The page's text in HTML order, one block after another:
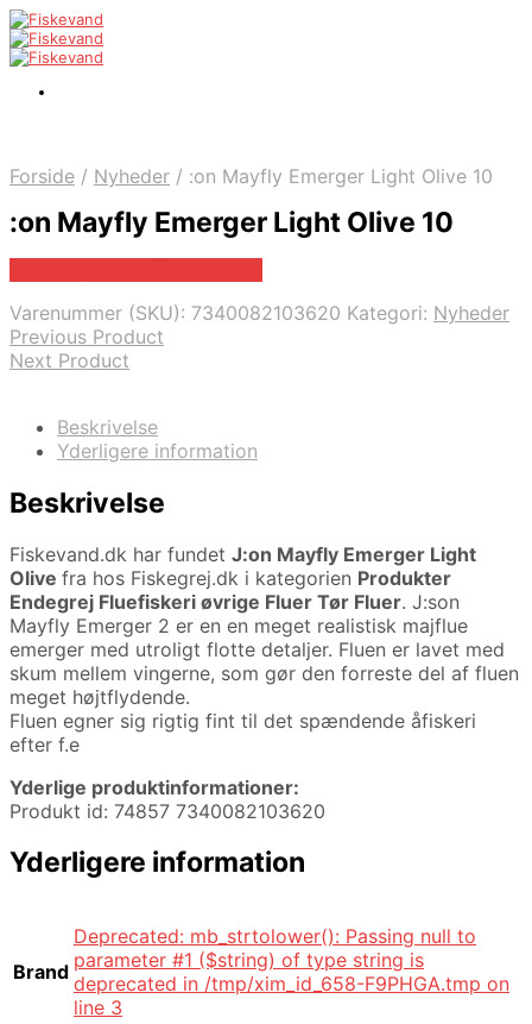
Forside / Nyheder / :on Mayfly Emerger Light Olive 10
:on Mayfly Emerger Light Olive 10
Varenummer (SKU): 7340082103620 Kategori: Nyheder
Previous Product
Next Product
Beskrivelse
Yderligere information
Beskrivelse
Fiskevand.dk har fundet J:on Mayfly Emerger Light
Olive fra hos Fiskegrej.dk i kategorien Produkter
Endegrej Fluefiskeri øvrige Fluer Tør Fluer. J:son
Mayfly Emerger 2 er en en meget realistisk majflue
emerger med utroligt flotte detaljer. Fluen er lavet med
skum mellem vingerne, som gør den forreste del af fluen
meget højtflydende.
Fluen egner sig rigtig fint til det spændende åfiskeri
efter f.e
Yderlige produktinformationer:
Produkt id: 74857 7340082103620
Yderligere information
Brand
Deprecated: mb_strtolower(): Passing null to
parameter #1 ($string) of type string is
deprecated in /tmp/xim_id_658-F9PHGA.tmp on
line 3